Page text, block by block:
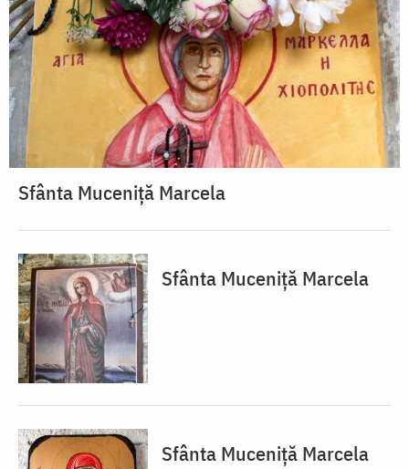
Sfânta Muceniță Marcela
Sfânta Muceniță Marcela
Sfânta Muceniță Marcela